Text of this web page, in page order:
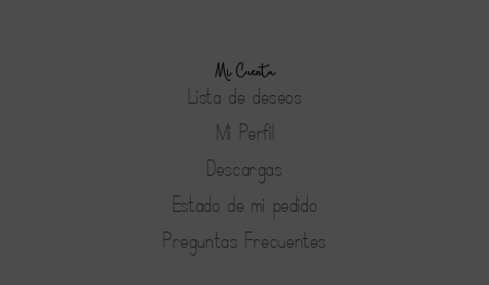
Mi Cuenta
Lista de deseos
Mi Perfil
Descargas
Estado de mi pedido
Preguntas Frecuentes